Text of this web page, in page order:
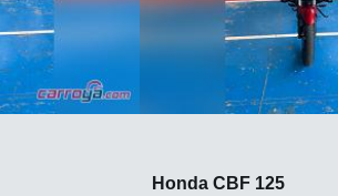
Honda CBF 125